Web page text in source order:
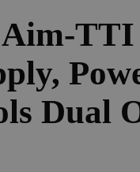
TTI
Dual